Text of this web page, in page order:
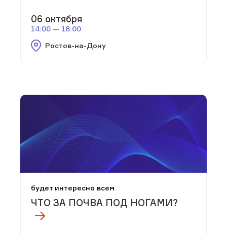
06 октября
14:00 — 18:00
Ростов-на-Дону
будет интересно всем
ЧТО ЗА ПОЧВА ПОД НОГАМИ?